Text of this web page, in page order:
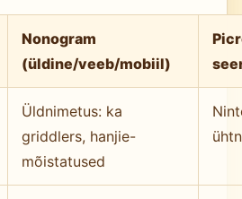
Nonogram
(üldine/veeb/mobiil)
Üldnimetus: ka
griddlers, hanjie-
mõistatused